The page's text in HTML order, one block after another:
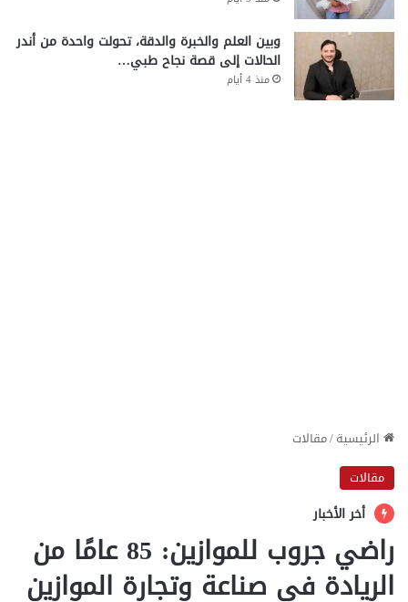
وبين العلم والخبرة والدقة، تحولت واحدة من أندر
الحالات إلى قصة نجاح طبي…
منذ 4 أيام